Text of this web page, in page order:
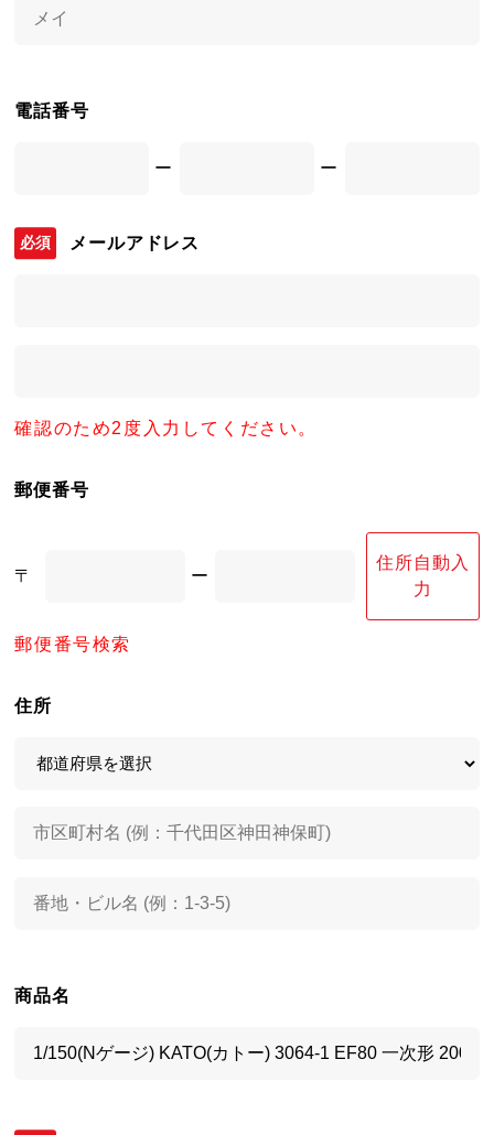
電話番号
ー ー
メールアドレス
確認のため2度入力してください。
郵便番号
〒 ー
住所自動入
力
郵便番号検索
住所
商品名